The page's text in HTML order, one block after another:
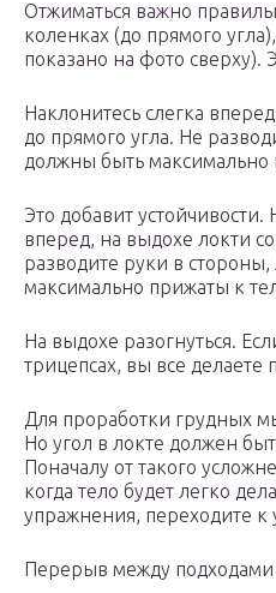
Отжиматься важно
коленках (до прямого
показано на фото сверху).
Наклонитесь слегка
до прямого угла. Не
должны быть максимально
Это добавит устойчивости.
вперед, на выдохе локти
разводите руки в
максимально прижаты к
На выдохе разогнуться.
трицепсах, вы все делаете
Для проработки грудных
Но угол в локте должен
Поначалу от такого
когда тело будет легко
упражнения, переходите к
Перерыв между